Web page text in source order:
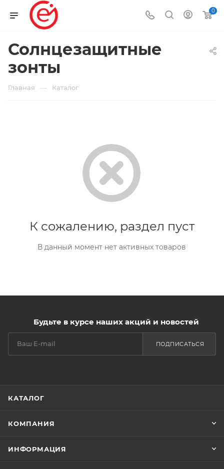
0
Солнцезащитные
зонты
Главная — Каталог
К сожалению, раздел пуст
В данный момент нет активных товаров
Будьте в курсе наших акций и новостей
ПОДПИСАТЬСЯ
КАТАЛОГ
КОМПАНИЯ
ИНФОРМАЦИЯ